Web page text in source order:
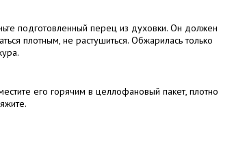
подготовленный перец из духовки. Он должен
плотным, не растушиться. Обжарилась только
его горячим в целлофановый пакет, плотно